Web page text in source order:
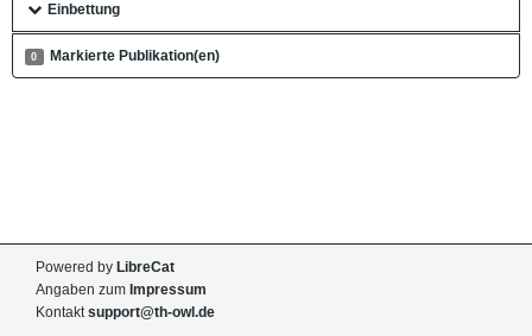
Einbettung
0 Markierte Publikation(en)
Powered by LibreCat
Angaben zum Impressum
Kontaktsupport@th-owl.de